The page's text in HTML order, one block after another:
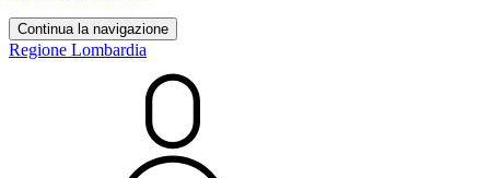
Continua la navigazione
Regione Lombardia